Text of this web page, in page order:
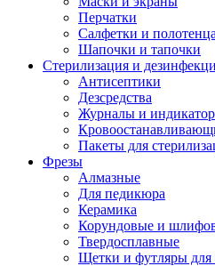
Перчатки
Салфетки и полотенца
Шапочки и тапочки
Стерилизация и
Антисептики
Дезсредства
Журналы и
Пакеты для
Фрезы
Алмазные
Для педикюра
Керамика
Корундовые и
Твердосплавные
Щетки и футляры для